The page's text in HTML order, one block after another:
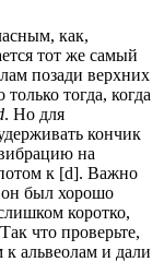
как,
тот же самый
позади верхних
тогда, когда
. Но для
кончик
на
к [d]. Важно
он был хорошо
коротко,
что проверьте,
альвеолам и дали